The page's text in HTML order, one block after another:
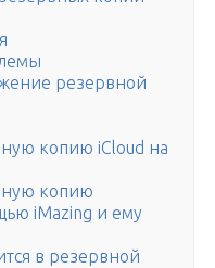
резервной
копию iCloud на
копию
iMazing и ему
в резервной